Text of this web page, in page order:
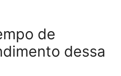
de
dessa